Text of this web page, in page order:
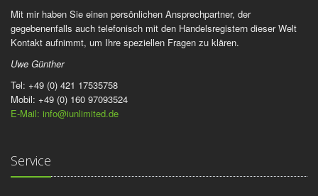
Mit mir haben Sie einen persönlichen Ansprechpartner, der
gegebenenfalls auch telefonisch mit den Handelsregistern dieser Welt
Kontakt aufnimmt, um Ihre speziellen Fragen zu klären.
Uwe Günther
Tel: +49 (0) 421 17535758
Mobil: +49 (0) 160 97093524
E-Mail: info@iunlimited.de
Service